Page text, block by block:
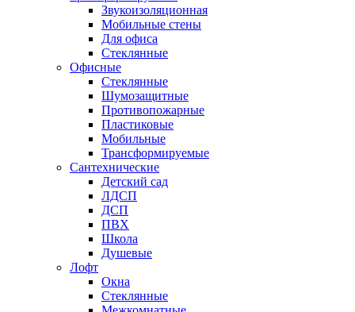
Звукоизоляционная
Мобильные стены
Для офиса
Стеклянные
Офисные
Стеклянные
Шумозащитные
Противопожарные
Пластиковые
Мобильные
Трансформируемые
Сантехнические
Детский сад
ЛДСП
ДСП
ПВХ
Школа
Душевые
Лофт
Окна
Стеклянные